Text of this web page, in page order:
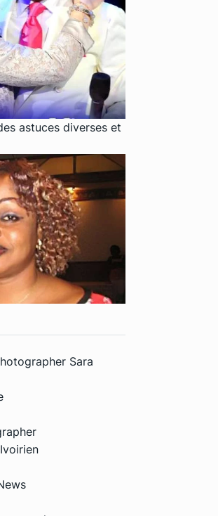
astuces diverses et
Sara